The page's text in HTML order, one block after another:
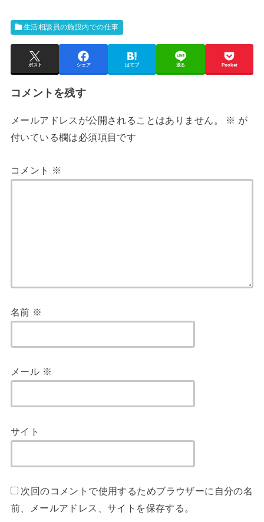
生活相談員の施設内での仕事
ポスト シェア はてブ 送る Pocket
コメントを残す
メールアドレスが公開されることはありません。 ※ が
付いている欄は必須項目です
コメント ※
名前 ※
メール ※
サイト
次回のコメントで使用するためブラウザーに自分の名
前、メールアドレス、サイトを保存する。